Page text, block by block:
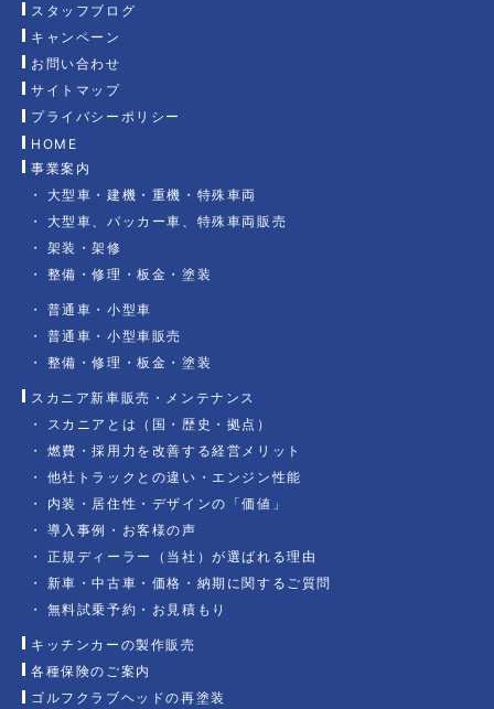
HOME
事業案内
大型車・建機・重機・特殊車両
大型車、パッカー車、特殊車両販売
架装・架修
整備・修理・板金・塗装
普通車・小型車
普通車・小型車販売
整備・修理・板金・塗装
スカニア新車販売・メンテナンス
スカニアとは（国・歴史・拠点）
燃費・採用力を改善する経営メリット
他社トラックとの違い・エンジン性能
内装・居住性・デザインの「価値」
導入事例・お客様の声
正規ディーラー（当社）が選ばれる理由
新車・中古車・価格・納期に関するご質問
無料試乗予約・お見積もり
キッチンカーの製作販売
各種保険のご案内
ゴルフクラブヘッドの再塗装
スタッフブログ
キャンペーン
お問い合わせ
サイトマップ
プライバシーポリシー